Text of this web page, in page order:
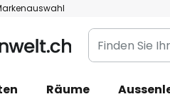
Finden
Sie
Leuchte...
Räume